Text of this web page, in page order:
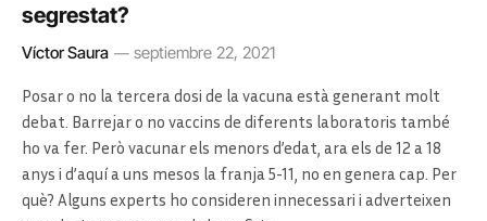
segrestat?
Víctor Saura septiembre 22, 2021
Posar o no la tercera dosi de la vacuna està generant molt
debat. Barrejar o no vaccins de diferents laboratoris també
ho va fer. Però vacunar els menors d’edat, ara els de 12 a 18
anys i d’aquí a uns mesos la franja 5-11, no en genera cap. Per
què? Alguns experts ho consideren innecessari i adverteixen